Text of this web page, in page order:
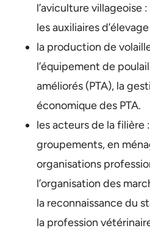
l’aviculture villageoise
les auxiliaires
la production de
l’équipement de
améliorés (PTA), la
économique des PTA.
les acteurs de la filière
groupements, en
organisations
l’organisation des
la reconnaissance du
la profession